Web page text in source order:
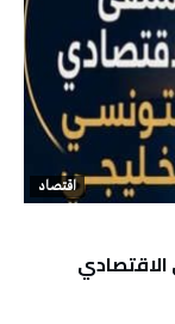
اقتصاد